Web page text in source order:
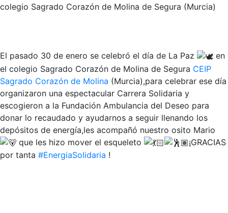
colegio Sagrado Corazón de Molina de Segura (Murcia)
El pasado 30 de enero se celebró el día de La Paz
en
el colegio Sagrado Corazón de Molina de Segura CEIP
Sagrado Corazón de Molina (Murcia),para celebrar ese día
organizaron una espectacular Carrera Solidaria y
escogieron a la Fundación Ambulancia del Deseo para
donar lo recaudado y ayudarnos a seguir llenando los
depósitos de energía,les acompañó nuestro osito Mario
que les hizo mover el esqueleto
¡GRACIAS
por tanta #EnergiaSolidaria !